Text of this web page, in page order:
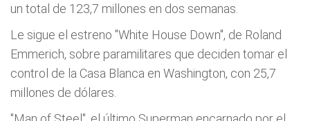
un total de 123,7 millones en dos semanas.
Le sigue el estreno "White House Down", de Roland
Emmerich, sobre paramilitares que deciden tomar el
control de la Casa Blanca en Washington, con 25,7
millones de dólares.